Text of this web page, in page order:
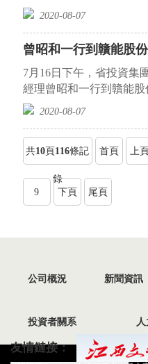
本體安裝工作正式開始。
2020-08-07
曾昭和一行到贛能股
7月16日下午，省投資集
經理曾昭和一行到贛能
營目標完成情況。贛能股
2020-08-07
共10頁 116條記
錄
首頁 上頁
9 下頁 尾頁
公司概況 新聞資訊
投資者關系
友情鏈接：